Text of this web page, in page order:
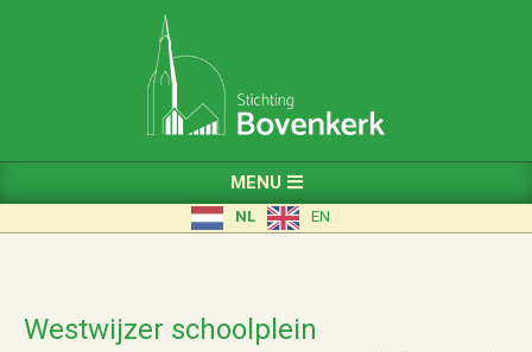
Navigation
Menu
MENU
NL EN
Westwijzer schoolplein